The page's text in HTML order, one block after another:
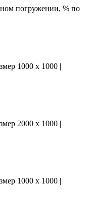
погружении, % по
1000 x 1000 |
2000 x 1000 |
1000 x 1000 |